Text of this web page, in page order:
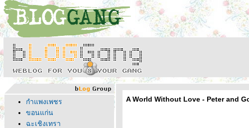
กำแพงเพชร
ขอนแก่น
ฉะเชิงเทรา
A World Without Love - Peter and